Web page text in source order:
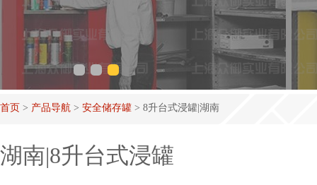
首页 > 产品导航 > 安全储存罐 > 8升台式浸罐|湖南
湖南|8升台式浸罐